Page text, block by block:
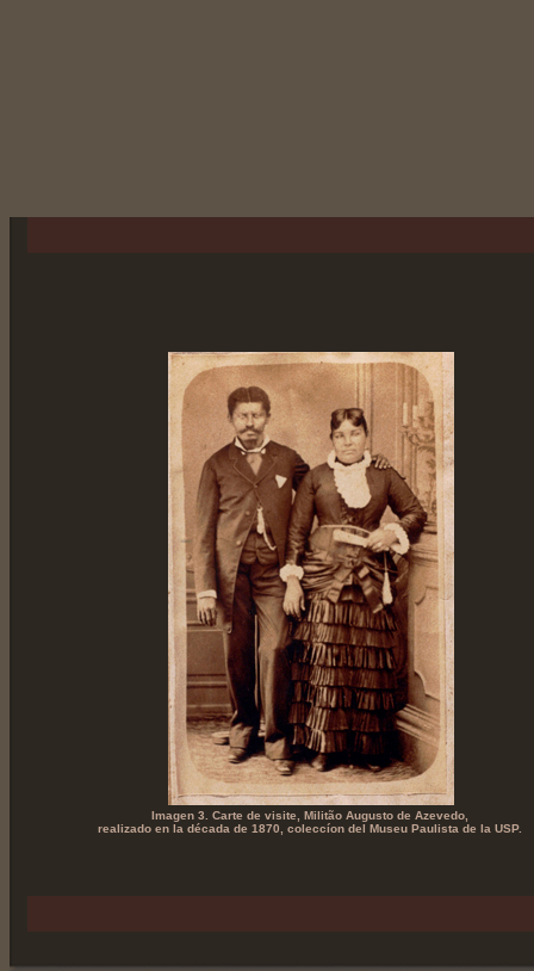
Imagen 3. Carte de visite, Militão Augusto de Azevedo,
realizado en la década de 1870, coleccíon del Museu Paulista de la USP.